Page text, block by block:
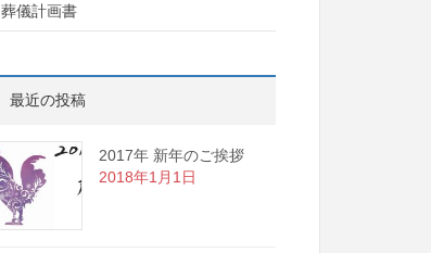
葬儀計画書
最近の投稿
2017年 新年のご挨拶
2018年1月1日